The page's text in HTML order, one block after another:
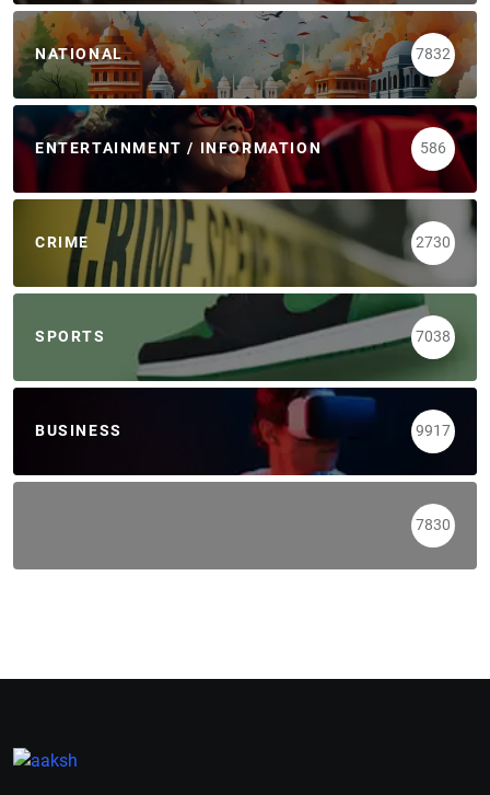
NATIONAL 7832
ENTERTAINMENT / INFORMATION 586
CRIME 2730
SPORTS 7038
BUSINESS 9917
7830